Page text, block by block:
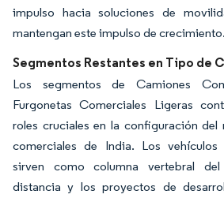
impulso hacia soluciones de
mantengan este impulso de crecimiento.
Segmentos Restantes en Tipo de
Los segmentos de Camiones
Furgonetas Comerciales Ligeras
roles cruciales en la configuración del
comerciales de India. Los vehículos
sirven como columna vertebral
distancia y los proyectos de